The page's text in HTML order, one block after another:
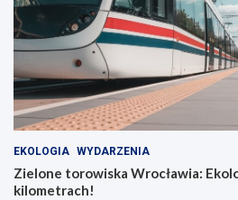
EKOLOGIA WYDARZENIA
Zielone torowiska Wrocławia:
kilometrach!